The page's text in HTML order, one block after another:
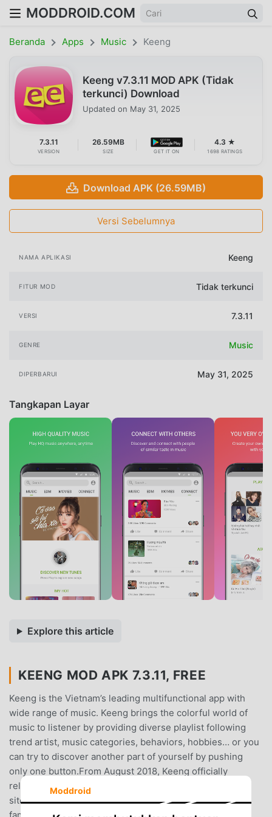
MODDROID.COM
Beranda Apps Music Keeng
Keeng v7.3.11 MOD APK (Tidak
terkunci) Download
Updated on May 31, 2025
7.3.11
VERSION
26.59MB
SIZE GET IT ON
4.3 ★
1698 RATINGS
Download APK (26.59MB)
Versi Sebelumnya
NAMA APLIKASI Keeng
FITUR MOD Tidak terkunci
VERSI 7.3.11
GENRE Music
DIPERBARUI May 31, 2025
Tangkapan Layar
Explore this article
KEENG MOD APK 7.3.11, FREE
Keeng is the Vietnam’s leading multifunctional app with
wide range of music. Keeng brings the colorful world of
music to listener by providing diverse playlist following
trend artist, music categories, behaviors, hobbies… or you
can try to discover another part of yourself by pushing
only one button.From August 2018, Keeng officially
released EDM Category which is known as biggest EDM
site in Vietnam. This site’s music is covered by not only
Moddroid